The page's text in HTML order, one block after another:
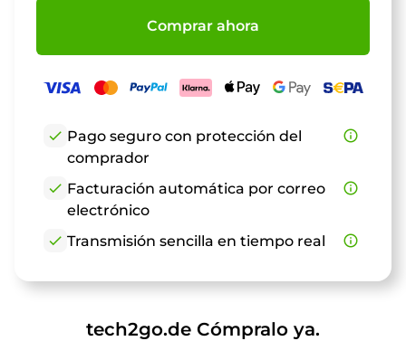
Comprar ahora
check Pago seguro con protección del
comprador
info_outline
check Facturación automática por correo
electrónico
info_outline
check Transmisión sencilla en tiempo real info_outline
tech2go.de Cómpralo ya.